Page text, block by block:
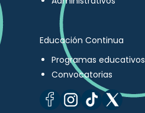
Educación Continua
Programas educativos
Convocatorias